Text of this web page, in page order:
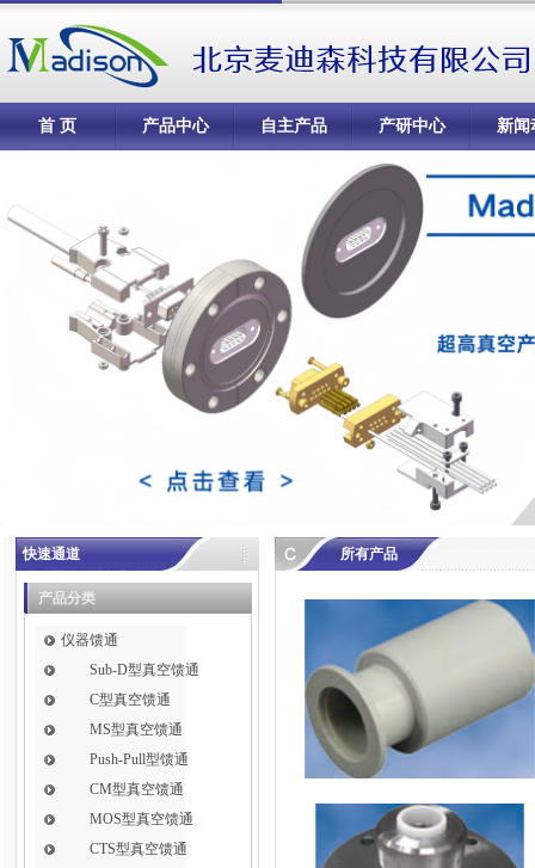
首 页 产品中心 自主产品 产研中心 新闻
快速通道
产品分类
仪器馈通
Sub-D型真空馈通
C型真空馈通
MS型真空馈通
Push-Pull型馈通
CM型真空馈通
MOS型真空馈通
CTS型真空馈通
所有产品